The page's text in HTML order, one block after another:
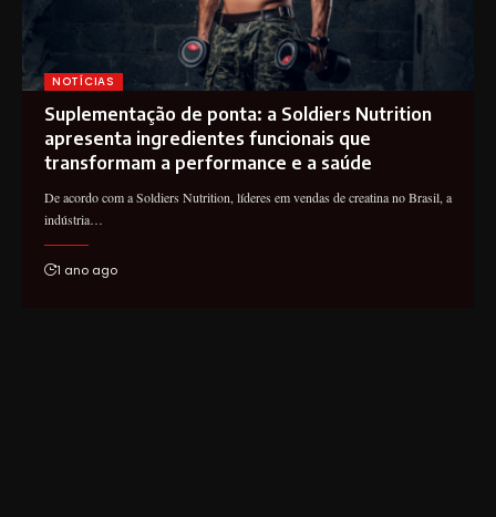
NOTÍCIAS
Suplementação de ponta: a Soldiers Nutrition
apresenta ingredientes funcionais que
transformam a performance e a saúde
De acordo com a Soldiers Nutrition, líderes em vendas de creatina no Brasil, a
indústria…
1 ano ago